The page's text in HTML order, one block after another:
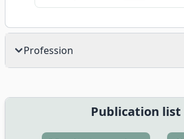
Profession
Publication list